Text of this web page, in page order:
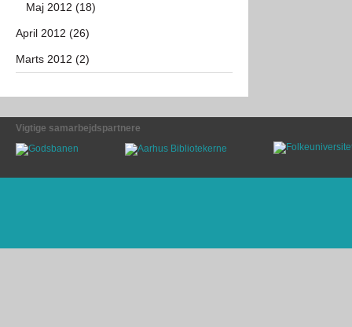
Maj 2012 (18)
April 2012 (26)
Marts 2012 (2)
Vigtige samarbejdspartnere